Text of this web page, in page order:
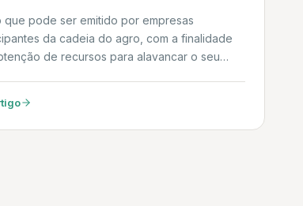
que pode ser emitido por empresas
da cadeia do agro, com a finalidade
de recursos para alavancar o seu
entre outros. Pode ser emitida com base em
produzidos ou comercializados pela